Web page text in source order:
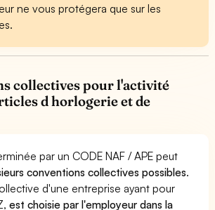
ne vous protégera que sur les
collectives pour l'activité
d horlogerie et de
par un CODE NAF / APE peut
conventions collectives possibles.
d'une entreprise ayant pour
est choisie par l'employeur dans la